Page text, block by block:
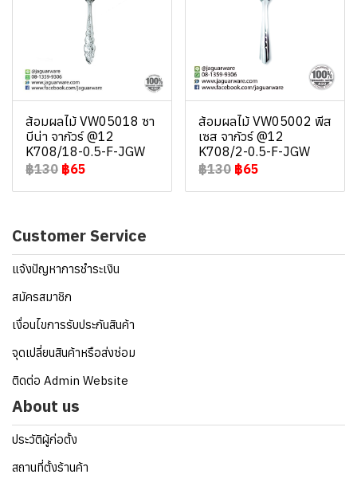
ส้อมผลไม้ VW05018 ซา
บีน่า จากัวร์ @12
K708/18-0.5-F-JGW
฿130 ฿65
ส้อมผลไม้ VW05002 พีส
เซส จากัวร์ @12
K708/2-0.5-F-JGW
฿130 ฿65
Customer Service
แจ้งปัญหาการชำระเงิน
สมัครสมาชิก
เงื่อนไขการรับประกันสินค้า
จุดเปลี่ยนสินค้าหรือส่งซ่อม
ติดต่อ Admin Website
About us
ประวัติผู้ก่อตั้ง
สถานที่ตั้งร้านค้า